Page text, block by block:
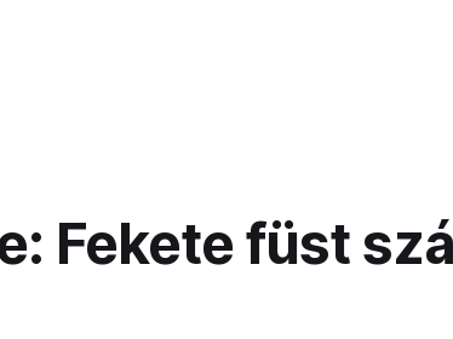
Fekete füst